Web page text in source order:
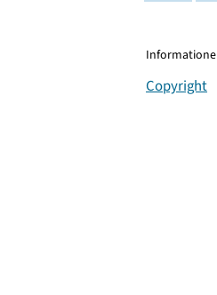
Copyright